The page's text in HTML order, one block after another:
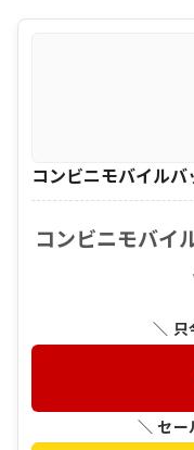
コンビニモバイルバ
コンビニモバイ
＼ 只
＼ セー